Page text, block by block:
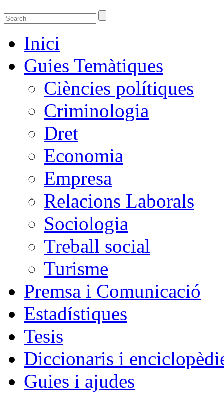
Guies temàtiques de la Biblioteca de
Guies temàtiques de Ciencies Socials, Jurídiques i econòmiques
Inici
Guies Temàtiques
Ciències polítiques
Criminologia
Dret
Economia
Empresa
Relacions Laborals
Sociologia
Treball social
Turisme
Premsa i Comunicació
Estadístiques
Tesis
Diccionaris i
Guies i ajudes